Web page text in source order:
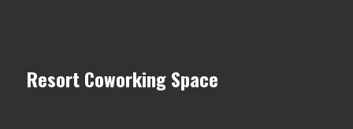
Resort Coworking Space